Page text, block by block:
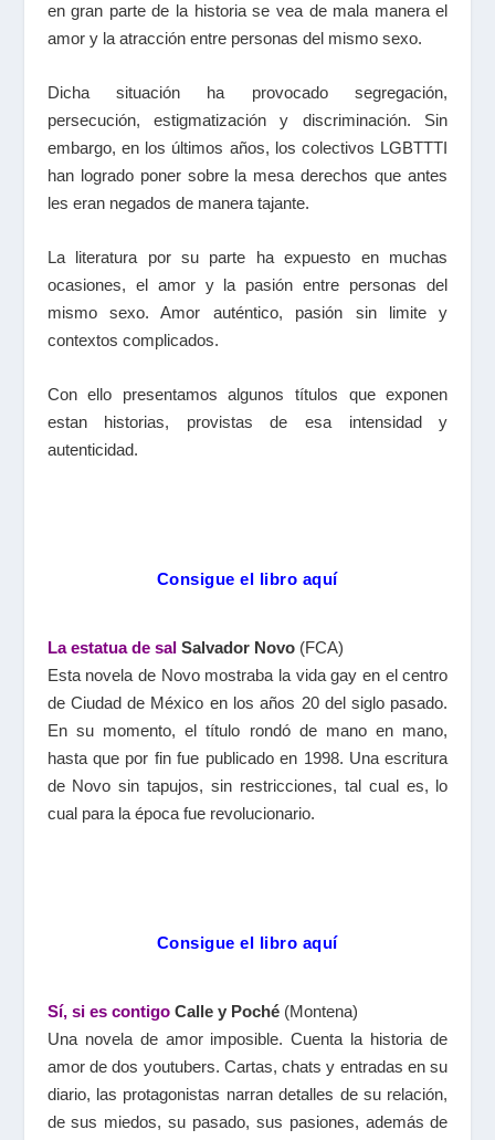
en gran parte de la historia se vea de mala manera el
amor y la atracción entre personas del mismo sexo.
Dicha situación ha provocado segregación,
persecución, estigmatización y discriminación. Sin
embargo, en los últimos años, los colectivos LGBTTTI
han logrado poner sobre la mesa derechos que antes
les eran negados de manera tajante.
La literatura por su parte ha expuesto en muchas
ocasiones, el amor y la pasión entre personas del
mismo sexo. Amor auténtico, pasión sin limite y
contextos complicados.
Con ello presentamos algunos títulos que exponen
estan historias, provistas de esa intensidad y
autenticidad.
Consigue el libro aquí
La estatua de sal Salvador Novo (FCA)
Esta novela de Novo mostraba la vida gay en el centro
de Ciudad de México en los años 20 del siglo pasado.
En su momento, el título rondó de mano en mano,
hasta que por fin fue publicado en 1998. Una escritura
de Novo sin tapujos, sin restricciones, tal cual es, lo
cual para la época fue revolucionario.
Consigue el libro aquí
Sí, si es contigo Calle y Poché(Montena)
Una novela de amor imposible. Cuenta la historia de
amor de dos youtubers. Cartas, chats y entradas en su
diario, las protagonistas narran detalles de su relación,
de sus miedos, su pasado, sus pasiones, además de